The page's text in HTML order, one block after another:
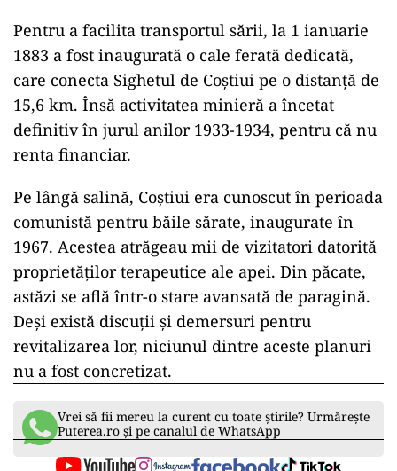
Pentru a facilita transportul sării, la 1 ianuarie
1883 a fost inaugurată o cale ferată dedicată,
care conecta Sighetul de Coștiui pe o distanță de
15,6 km. Însă activitatea minieră a încetat
definitiv în jurul anilor 1933-1934, pentru că nu
renta financiar.
Pe lângă salină, Coștiui era cunoscut în perioada
comunistă pentru băile sărate, inaugurate în
1967. Acestea atrăgeau mii de vizitatori datorită
proprietăților terapeutice ale apei. Din păcate,
astăzi se află într-o stare avansată de paragină.
Deși există discuții și demersuri pentru
revitalizarea lor, niciunul dintre aceste planuri
nu a fost concretizat.
Vrei să fii mereu la curent cu toate știrile? Urmărește
Puterea.ro și pe canalul de WhatsApp